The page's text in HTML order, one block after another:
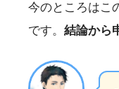
今のところはこ
です。 結論から